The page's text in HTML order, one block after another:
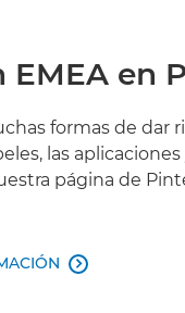
EMEA en
formas de dar
las
página de
